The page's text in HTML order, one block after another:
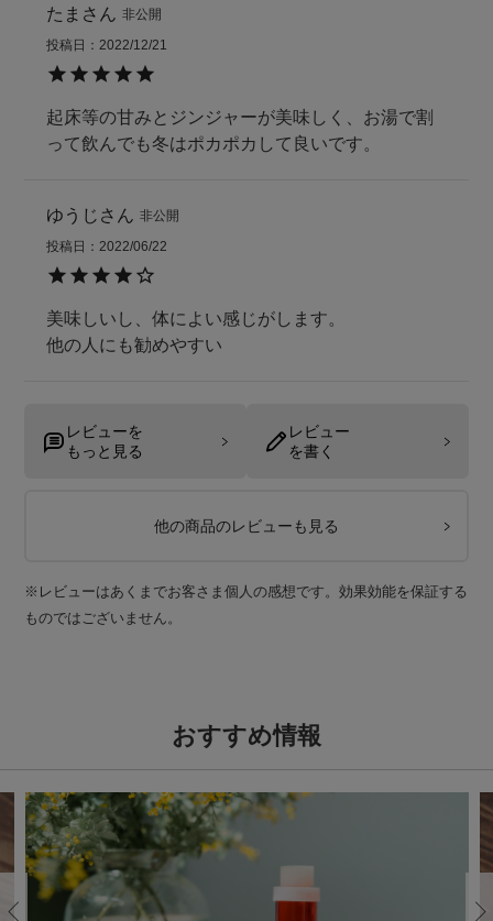
たま
非公開
投稿日
2022/12/21
起床等の甘みとジンジャーが美味しく、お湯で割
って飲んでも冬はポカポカして良いです。
ゆうじ
非公開
投稿日
2022/06/22
美味しいし、体によい感じがします。
他の人にも勧めやすい
レビューを
もっと見る
レビュー
を書く
他の商品のレビューも見る
※レビューはあくまでお客さま個人の感想です。効果効能を保証する
ものではございません。
おすすめ情報
Previous